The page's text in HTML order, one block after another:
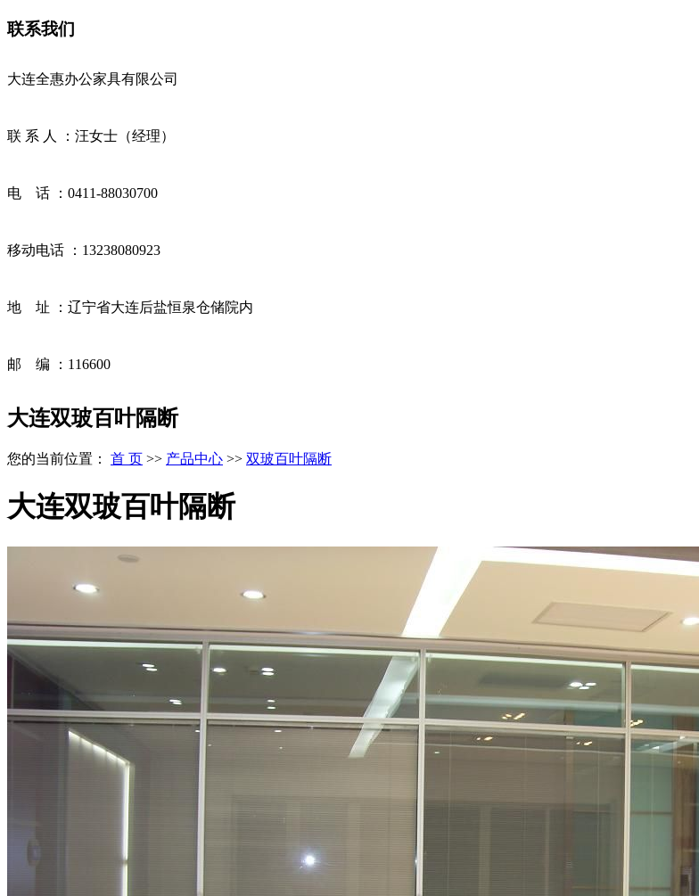
联系我们
大连全惠办公家具有限公司
联 系 人 ：汪女士（经理）
电 话 ：0411-88030700
移动电话 ：13238080923
地 址 ：辽宁省大连后盐恒泉仓储院内
邮 编 ：116600
大连双玻百叶隔断
您的当前位置： 首 页 >> 产品中心 >> 双玻百叶隔断
大连双玻百叶隔断